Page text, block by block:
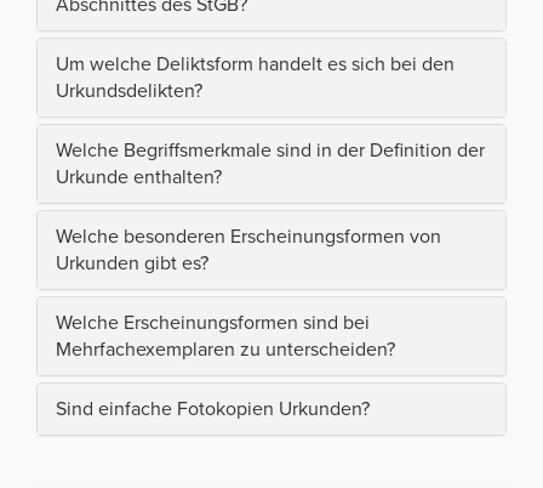
Abschnittes des StGB?
Um welche Deliktsform handelt es sich bei den
Urkundsdelikten?
Welche Begriffsmerkmale sind in der Definition der
Urkunde enthalten?
Welche besonderen Erscheinungsformen von
Urkunden gibt es?
Welche Erscheinungsformen sind bei
Mehrfachexemplaren zu unterscheiden?
Sind einfache Fotokopien Urkunden?